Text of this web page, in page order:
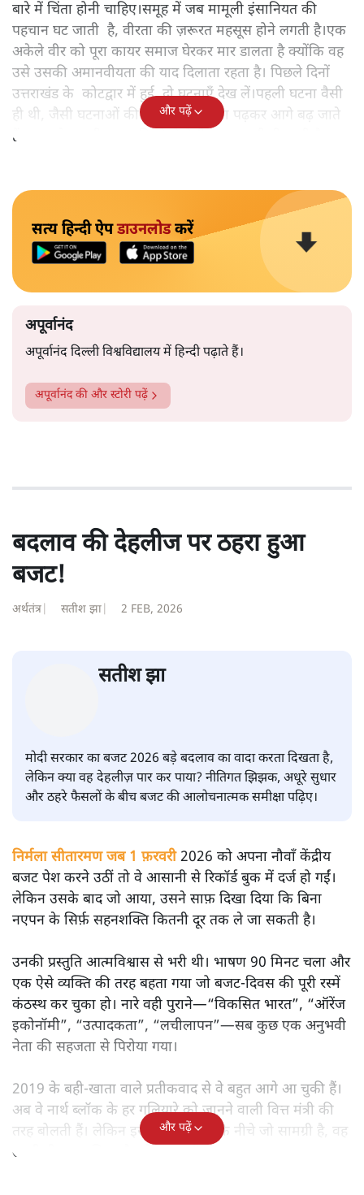
बारे में चिंता होनी चाहिए।समूह में जब मामूली इंसानियत की
पहचान घट जाती है, वीरता की ज़रूरत महसूस होने लगती है।एक
अकेले वीर को पूरा कायर समाज घेरकर मार डालता है क्योंकि वह
उसे उसकी अमानवीयता की याद दिलाता रहता है। पिछले दिनों
उत्तराखंड के कोटद्वार में हुई दो घटनाएँ देख लें।पहली घटना वैसी
ही थी, जैसी घटनाओं की खबर हम रोज़ाना पढ़कर आगे बढ़ जाते
हैं।भारत के तक़रीबन हर हिस्से से ऐसी खबर आती ही रहती है।
और पढ़ें
सत्य हिन्दी ऐपडाउनलोडकरें
अपूर्वानंद
अपूर्वानंद दिल्ली विश्वविद्यालय में हिन्दी पढ़ाते हैं।
अपूर्वानंदकी और स्टोरी पढ़ें
बदलाव की देहलीज पर ठहरा हुआ
बजट!
अर्थतंत्र सतीश झा 2 FEB, 2026
सतीश झा
मोदी सरकार का बजट 2026 बड़े बदलाव का वादा करता दिखता है,
और ठहरे फैसलों के बीच बजट की आलोचनात्मक समीक्षा पढ़िए।
बजट पेश करने उठीं तो वे आसानी से रिकॉर्ड बुक में दर्ज हो गईं।
लेकिन उसके बाद जो आया, उसने साफ़ दिखा दिया कि बिना
नएपन के सिर्फ़ सहनशक्ति कितनी दूर तक ले जा सकती है।